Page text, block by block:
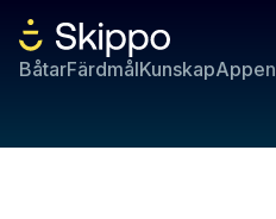
BåtarFärdmålKunskapAppen